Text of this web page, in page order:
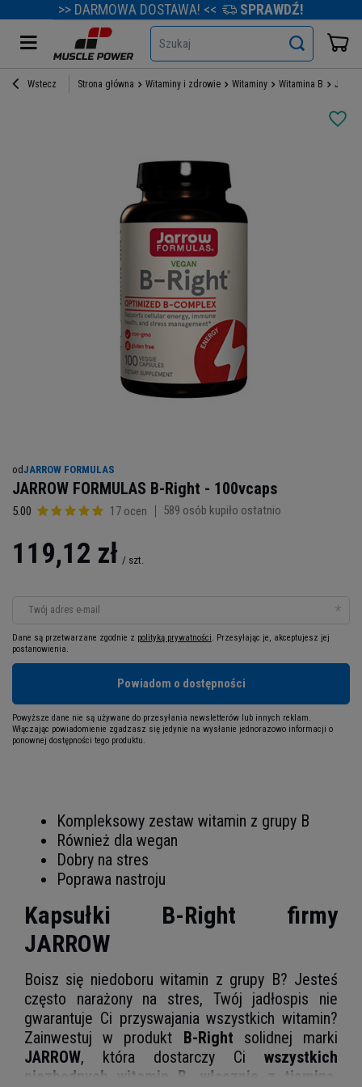
>> DARMOWA DOSTAWA! << SPRAWDŹ!
Szukaj
Wstecz Strona główna Witaminy i zdrowie Witaminy Witamina B
odJARROW FORMULAS
JARROW FORMULAS B-Right - 100vcaps
5.00 17 ocen 589 osób kupiło ostatnio
119,12 zł / szt.
Twój adres e-mail
Dane są przetwarzane zgodnie z polityką prywatności. Przesyłając je, akceptujesz jej
postanowienia.
Powiadom o dostępności
Powyższe dane nie są używane do przesyłania newsletterów lub innych reklam.
Włączając powiadomienie zgadzasz się jedynie na wysłanie jednorazowo informacji o
ponownej dostępności tego produktu.
Kompleksowy zestaw witamin z grupy B
Również dla wegan
Dobry na stres
Poprawa nastroju
Kapsułki B-Right firmy
JARROW
Boisz się niedoboru witamin z grupy B? Jesteś
często narażony na stres, Twój jadłospis nie
gwarantuje Ci przyswajania wszystkich witamin?
Zainwestuj w produkt B-Right solidnej marki
JARROW, która dostarczy Ci wszystkich
niezbędnych witamin B, włącznie z tiaminą,